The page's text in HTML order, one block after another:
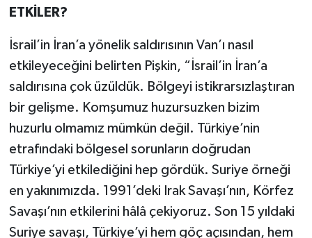
ETKİLER?
İsrail’in İran’a yönelik saldırısının Van’ı nasıl
etkileyeceğini belirten Pişkin, “İsrail’in İran’a
saldırısına çok üzüldük. Bölgeyi istikrarsızlaştıran
bir gelişme. Komşumuz huzursuzken bizim
huzurlu olmamız mümkün değil. Türkiye’nin
etrafındaki bölgesel sorunların doğrudan
Türkiye’yi etkilediğini hep gördük. Suriye örneği
en yakınımızda. 1991’deki Irak Savaşı’nın, Körfez
Savaşı’nın etkilerini hâlâ çekiyoruz. Son 15 yıldaki
Suriye savaşı, Türkiye’yi hem göç açısından, hem